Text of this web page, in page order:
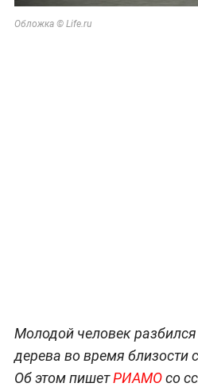
Обложка © Life.ru
Молодой человек разбился
дерева во время близости
Об этом пишетРИАМОсо